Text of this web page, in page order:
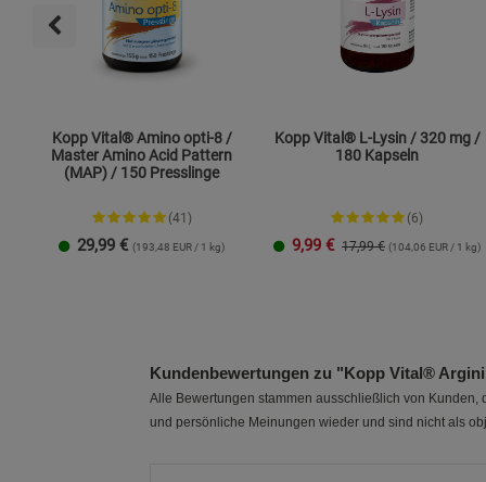
Kopp Vital® Amino opti-8 /
Master Amino Acid Pattern
(MAP) / 150 Presslinge
(41)
29,99 € (193,48 EUR / 1 kg)
Kopp Vital® L-Lysin / 320 mg /
180 Kapseln
(6)
9,99 € 17,99 € (104,06 EUR / 1 kg)
Kundenbewertungen zu "Kopp Vital®
Alle Bewertungen stammen ausschließlich von
und persönliche Meinungen wieder und sind nicht als